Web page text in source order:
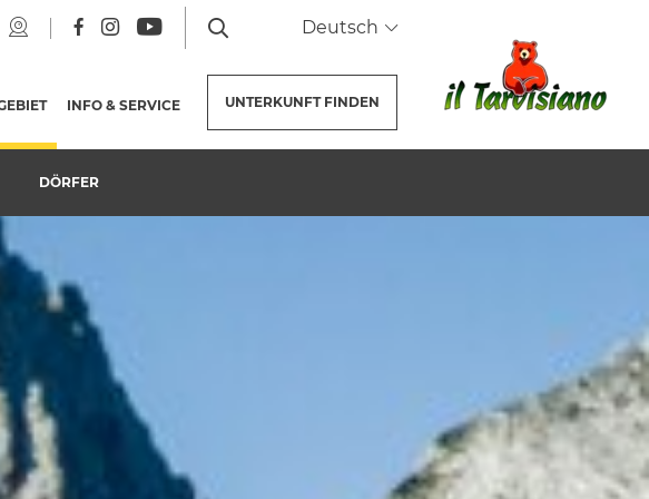
Deutsch
(AKTUELLE SEITE)
DÖRFER
INFO & SERVICE UNTERKUNFT FINDEN